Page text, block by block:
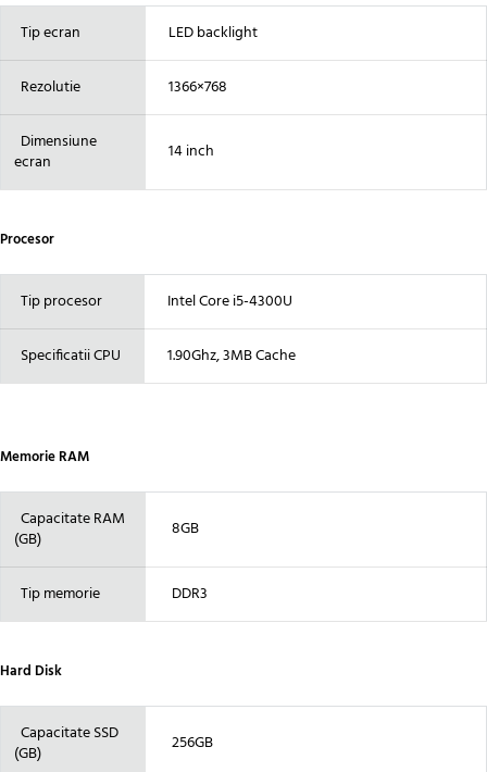
Tip ecran LED backlight
Rezolutie 1366×768
Dimensiune
ecran
14 inch
Procesor
Tip procesor Intel Core i5-4300U
Specificatii CPU 1.90Ghz, 3MB Cache
Memorie RAM
Capacitate RAM
(GB)
8GB
Tip memorie DDR3
Hard Disk
Capacitate SSD
(GB)
256GB